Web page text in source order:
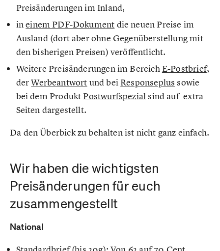
Preisänderungen im Inland,
ineinem PDF-Dokument die neuen Preise im
Ausland (dort aber ohne Gegenüberstellung mit
den bisherigen Preisen) veröffentlicht.
Weitere Preisänderungen im Bereich E-Postbrief,
derWerbeantwort und bei Responseplus sowie
bei dem Produkt Postwurfspezialsind auf extra
Seiten dargestellt.
Da den Überbick zu behalten ist nicht ganz einfach.
Wir haben die wichtigsten
Preisänderungen für euch
zusammengestellt
National